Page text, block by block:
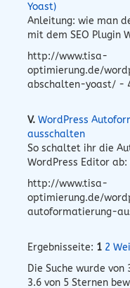
Yoast)
Anleitung: wie man
mit dem SEO Plugin
http://www.tisa-
optimierung.de/
abschalten-yoast/ -
V. WordPress
ausschalten
So schaltet ihr die
WordPress Editor
http://www.tisa-
optimierung.de/
autoformatierung-
Ergebnisseite: 1 2
Die Suche wurde von
3.6 von 5 Sternen